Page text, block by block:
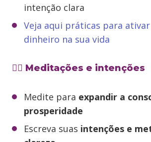
intenção clara
Veja aqui práticas para
dinheiro na sua vida
🧘‍♀️ Meditações e intenções
Medite para expandir a
prosperidade
Escreva suas intenções e